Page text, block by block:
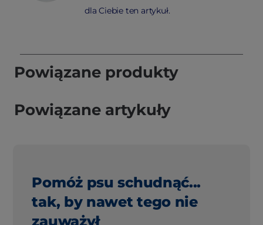
dla Ciebie ten artykuł.
Powiązane produkty
Powiązane artykuły
Pomóż psu schudnąć...
tak, by nawet tego nie
zauważył